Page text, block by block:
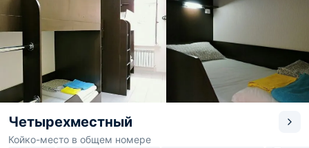
Четырехместный
Койко-место в общем номере